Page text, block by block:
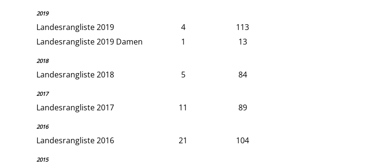
2019
Landesrangliste 2019 4
113
Landesrangliste 2019 Damen
1 13
2018
Landesrangliste 2018 5 84
2017
Landesrangliste 2017 11 89
2016
Landesrangliste 2016 21 104
2015